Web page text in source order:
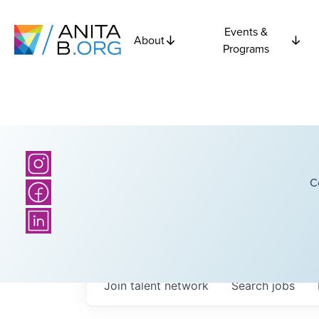
About
Events &
Programs
Searchjobs
Join talent network